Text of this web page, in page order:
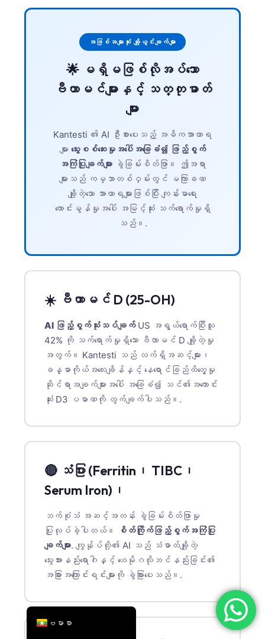
အဖြစ်အများဆုံး ချို့ယွင်းချက်များ
🌟 မရှိမဖြစ်လိုအပ်သော
ဗီတာမင်များနှင့် သတ္တုဓာတ်
များ
Kantesti ၏ AI ဦးစားပေးသည့် အဓိကအာဟာရ
များ သွေးစစ်ဆေးမှုအပေါ်အခြေခံ၍ ဖြည့်စွက်
အကြံပြုချက်များ ခွဲခြမ်းစိတ်ဖြာ။ ဤအရာ
များသည် ကမ္ဘာတစ်ဝှမ်းတွင် မကြာခဏ
ချို့တဲ့သော အာဟာရများဖြစ်ပြီး ကျန်းမာရေး
ကောင်းမွန်မှုအပေါ် အမြင့်ဆုံး သက်ရောက်မှုရှိ
သည်။.
☀️ ဗီတာမင် D (25-OH)
AI ဖြည့်စွက်သုံးသပ်ချက်US အရွယ်ရောက်ပြီးသူ
42% ကို သက်ရောက်မှုရှိသော ဗီတာမင် D ချို့တဲ့မှု
အတွက်။ Kantesti သည် လက်ရှိအဆင့်များ၊
ခန္ဓာကိုယ်အလေးချိန်နှင့် နေရောင်ခြည်ထိတွေ့မှု
ဆိုင်ရာအချက်များအပေါ် အခြေခံ၍ သင်၏အကောင်း
ဆုံး D3 ပမာဏကို တွက်ချက်ပါသည်။.
🔴 သံပြား (Ferritin၊ TIBC၊
Serum Iron)၊
ဘက်စုံသံ အဆင့်အတန်း ခွဲခြမ်းစိတ်ဖြာမှု
ပြုလုပ်ခဲ့ပါတယ်။
စိတ်ကြိုက်ဖြည့်စွက်အကြံပြု
ချက်များ. ကျွန်ုပ်တို့၏ AI သည် သံဓာတ်ချို့တဲ့
သွေးအားနည်းရောဂါနှင့် ဟေမိုဂလိုဘင်နည်းခြင်း၏
အခြားအကြောင်းရင်းများကို ခွဲခြားပေးသည်။.
ဗမာစာ
English
العربية
Français
עִבְרִית
Español
Português
Türkçe
简体中文
فارسی
Български
Dansk
हिन्दी
Bahasa Indonesia
Հայերեն
Српски језик
Svenska
Azərbaycan dili
Eesti
Čeština
ქართული
Lietuvių kalba